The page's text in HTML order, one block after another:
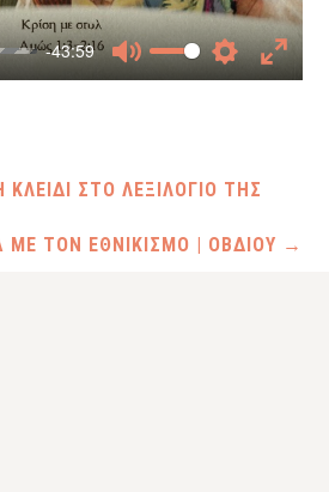
-43:59
Mute
SettingsEnter
ΚΛΕΙΔΙ ΣΤΟ ΛΕΞΙΛΟΓΙΟ ΤΗΣ
ΤΟΝ ΕΘΝΙΚΙΣΜΟ | ΟΒΔΙΟΥ →